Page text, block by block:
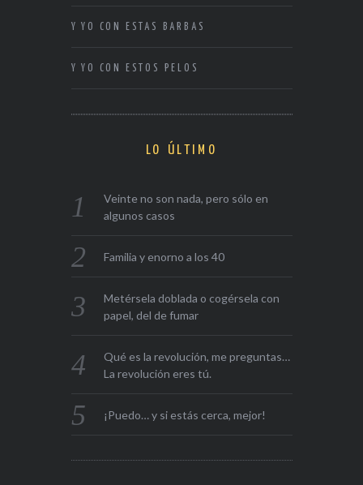
Y YO CON ESTAS BARBAS
Y YO CON ESTOS PELOS
LO ÚLTIMO
Veinte no son nada, pero sólo en
algunos casos
Familia y enorno a los 40
Metérsela doblada o cogérsela con
papel, del de fumar
Qué es la revolución, me preguntas…
La revolución eres tú.
¡Puedo… y si estás cerca, mejor!